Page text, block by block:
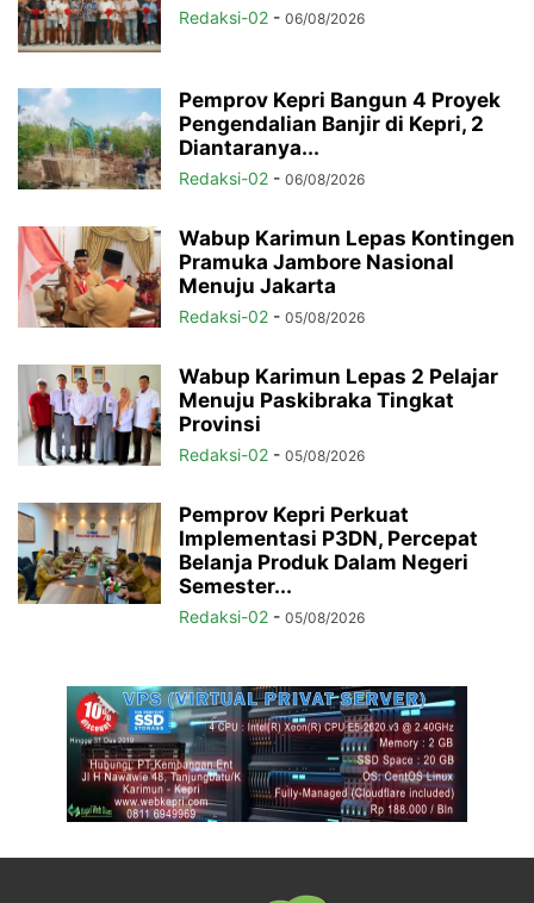
Redaksi-02 - 06/08/2026
Pemprov Kepri Bangun 4 Proyek
Pengendalian Banjir di Kepri, 2
Diantaranya...
Redaksi-02 - 06/08/2026
Wabup Karimun Lepas Kontingen
Pramuka Jambore Nasional
Menuju Jakarta
Redaksi-02 - 05/08/2026
Wabup Karimun Lepas 2 Pelajar
Menuju Paskibraka Tingkat
Provinsi
Redaksi-02 - 05/08/2026
Pemprov Kepri Perkuat
Implementasi P3DN, Percepat
Belanja Produk Dalam Negeri
Semester...
Redaksi-02 - 05/08/2026